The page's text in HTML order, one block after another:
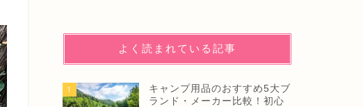
よく読まれている記事
1
キャンプ用品のおすすめ5大ブ
ランド・メーカー比較！初心